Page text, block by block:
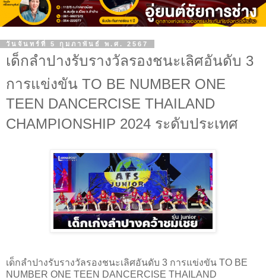
วันจันทร์ที่ 5 กุมภาพันธ์ พ.ศ. 2567
เด็กลำปางรับรางวัลรองชนะเลิศอันดับ 3
การแข่งขัน TO BE NUMBER ONE
TEEN DANCERCISE THAILAND
CHAMPIONSHIP 2024 ระดับประเทศ
เด็กลำปางรับรางวัลรองชนะเลิศอันดับ 3 การแข่งขัน TO BE
NUMBER ONE TEEN DANCERCISE THAILAND